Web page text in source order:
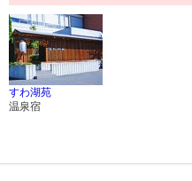
すわ湖苑
温泉宿